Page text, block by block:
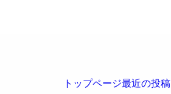
トップページ最近の投稿